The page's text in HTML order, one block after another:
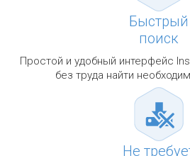
Быстрый
поиск
Простой и удобный интерфейс
без труда найти
Не